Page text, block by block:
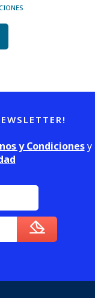
y Condicionesy